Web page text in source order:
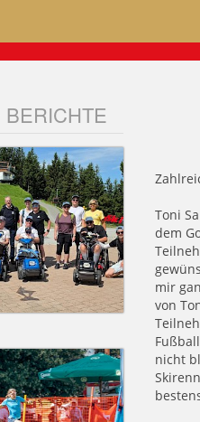
Toni
dem
mir
von
nicht